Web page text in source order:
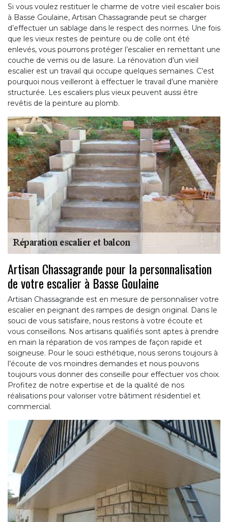
Si vous voulez restituer le charme de votre vieil escalier bois
à Basse Goulaine, Artisan Chassagrande peut se charger
d’effectuer un sablage dans le respect des normes. Une fois
que les vieux restes de peinture ou de colle ont été
enlevés, vous pourrons protéger l’escalier en remettant une
couche de vernis ou de lasure. La rénovation d’un vieil
escalier est un travail qui occupe quelques semaines. C’est
pourquoi nous veilleront à effectuer le travail d’une manière
structurée. Les escaliers plus vieux peuvent aussi être
revêtis de la peinture au plomb.
Artisan Chassagrande pour la personnalisation
de votre escalier à Basse Goulaine
Artisan Chassagrande est en mesure de personnaliser votre
escalier en peignant des rampes de design original. Dans le
souci de vous satisfaire, nous restons à votre écoute et
vous conseillons. Nos artisans qualifiés sont aptes à prendre
en main la réparation de vos rampes de façon rapide et
soigneuse. Pour le souci esthétique, nous serons toujours à
l’écoute de vos moindres demandes et nous pouvons
toujours vous donner des conseille pour effectuer vos choix.
Profitez de notre expertise et de la qualité de nos
réalisations pour valoriser votre bâtiment résidentiel et
commercial.